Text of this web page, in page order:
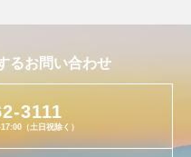
るお問い合わせ
3111
（土日祝除く）